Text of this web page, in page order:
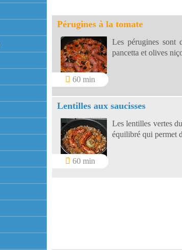
Pérugines à la tomate
60 min
Les pérugines sont
pancetta et olives
Lentilles aux saucisses
60 min
Les lentilles vertes
équilibré qui permet